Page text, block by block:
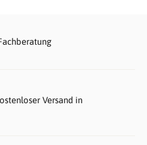
Versand in